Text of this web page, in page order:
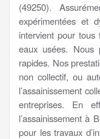
(49250).
expérimentées et
intervient pour tous
eaux usées. Nous
rapides. Nos
non collectif, ou
l’assainissement
entreprises. En
l’assainissement à
pour les travaux